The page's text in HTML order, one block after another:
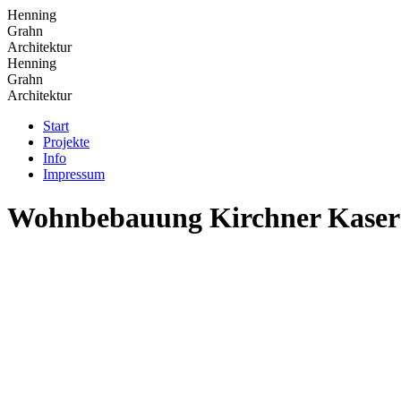
Henning
Grahn
Architektur
Henning
Grahn
Architektur
Start
Projekte
Info
Impressum
Wohnbebauung Kirchner